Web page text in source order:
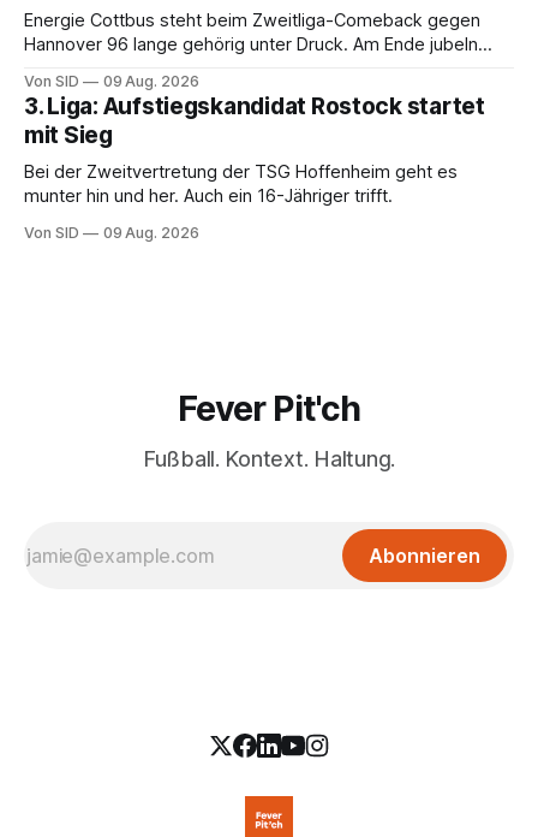
Energie Cottbus steht beim Zweitliga-Comeback gegen
Hannover 96 lange gehörig unter Druck. Am Ende jubeln
Von SID 09 Aug. 2026
3. Liga: Aufstiegskandidat Rostock startet
mit Sieg
Bei der Zweitvertretung der TSG Hoffenheim geht es
munter hin und her. Auch ein 16-Jähriger trifft.
Von SID 09 Aug. 2026
Fever Pit'ch
Fußball. Kontext. Haltung.
Abonnieren